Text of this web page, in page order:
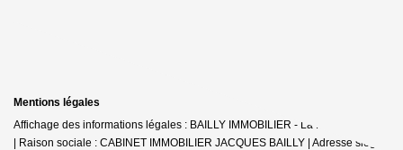
Mentions légales
Affichage des informations légales : BAILLY IMMOBILIER - La Roche-sur-Yon
| Raison sociale : CABINET IMMOBILIER JACQUES BAILLY | Adresse siège